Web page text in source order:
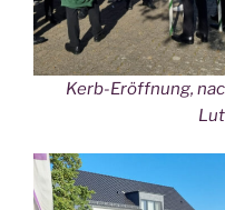
Kerb-Eröffnung,